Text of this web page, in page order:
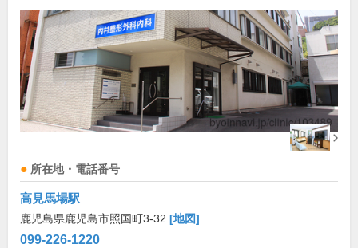
所在地・電話番号
高見馬場駅
鹿児島県鹿児島市照国町3-32 [地図]
099-226-1220